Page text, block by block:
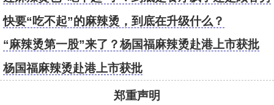
了？
快要“吃不起”的麻辣烫，到底在升级什么？
“麻辣烫第一股”来了？杨国福麻辣烫赴港上市获批
杨国福麻辣烫赴港上市获批
郑重声明